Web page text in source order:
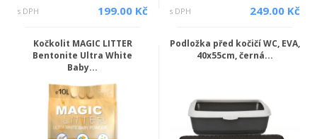
s DPH 199.00 Kč s DPH 249.00 Kč
Kočkolit MAGIC LITTER
Bentonite Ultra White
Baby...
Podložka před kočičí WC, EVA,
40x55cm, černá...